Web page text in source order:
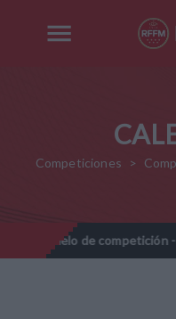
Competiciones
competición - Temporada